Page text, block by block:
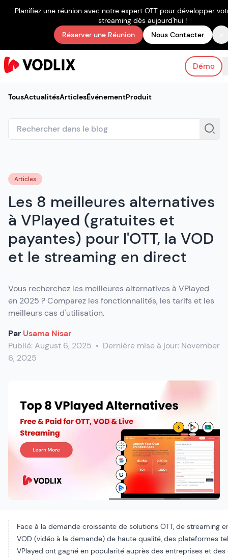
Planifiez une réunion avec notre expert OTT pour développer
streaming dès aujourd'hui !
Réserver une Réunion
Nous Contacter
Démo
TousActualitésArticlesÉvénementProduit
Articles
Les 8 meilleures alternatives
à VPlayed (gratuites et
payantes) pour l'OTT, la VOD
et le streaming en direct
Vous recherchez les meilleures alternatives à VPlayed
en 2025 ? Comparez les fonctionnalités, les tarifs et les
meilleurs cas d'utilisation.
Par Usama Nisar
Publié:August 6, 2025 • Dernière mise à jour: November
6, 2025
Face à la demande croissante de solutions OTT, de streaming
VOD (vidéo à la demande) de haute qualité, des plateformes
VPlayed ont gagné en popularité auprès des entreprises et des